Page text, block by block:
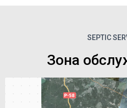
SEPTIC
Зона